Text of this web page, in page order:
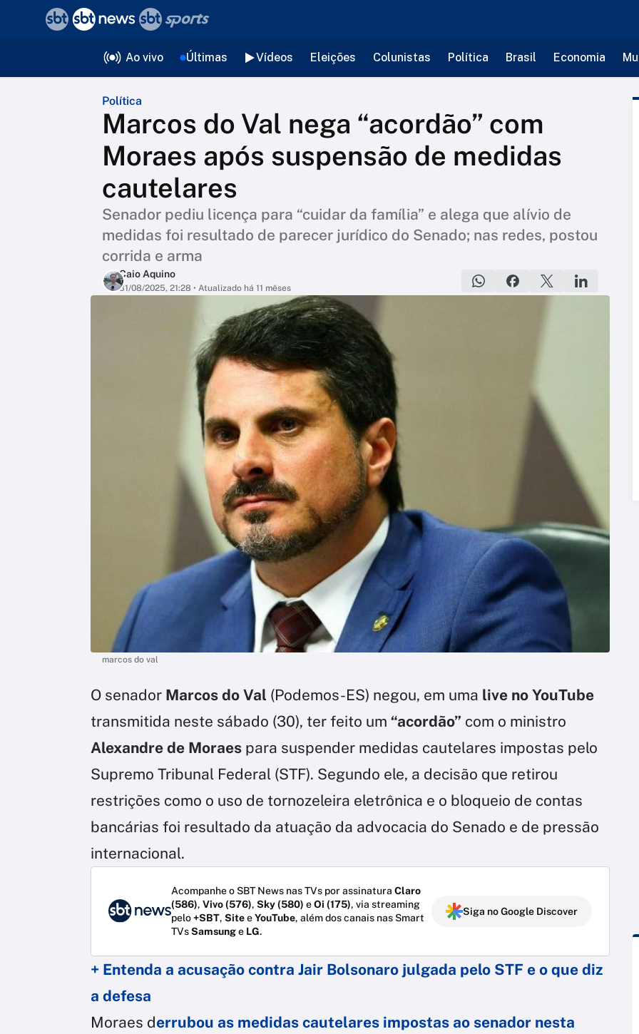
Ao vivo Últimas Vídeos Eleições Colunistas Política Brasil Economia
Política
Marcos do Val nega “acordão” com
Moraes após suspensão de medidas
cautelares
Senador pediu licença para “cuidar da família” e alega que alívio de
medidas foi resultado de parecer jurídico do Senado; nas redes, postou
corrida e arma
Caio Aquino
31/08/2025, 21:28 • Atualizado há 11 mêses
marcos do val
O senador Marcos do Val (Podemos-ES) negou, em uma live no YouTube
transmitida neste sábado (30), ter feito um “acordão” com o ministro
Alexandre de Moraes para suspender medidas cautelares impostas pelo
Supremo Tribunal Federal (STF). Segundo ele, a decisão que retirou
restrições como o uso de tornozeleira eletrônica e o bloqueio de contas
bancárias foi resultado da atuação da advocacia do Senado e de pressão
internacional.
Acompanhe o SBT News nas TVs por assinatura Claro
(586), Vivo (576), Sky (580) eOi (175), via streaming
pelo+SBT, SiteeYouTube, além dos canais nas Smart
TVsSamsunge LG.
Siga no Google Discover
+ Entenda a acusação contra Jair Bolsonaro julgada pelo STF e o que diz
a defesa
Moraes derrubou as medidas cautelares impostas ao senador nesta
voltar
Editorias